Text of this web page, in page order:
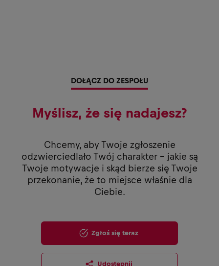
DOŁĄCZ DO ZESPOŁU
Myślisz, że się nadajesz?
Chcemy, aby Twoje zgłoszenie
odzwierciedlało Twój charakter - jakie są
Twoje motywacje i skąd bierze się Twoje
przekonanie, że to miejsce właśnie dla
Ciebie.
Zgłoś się teraz
Udostępnij